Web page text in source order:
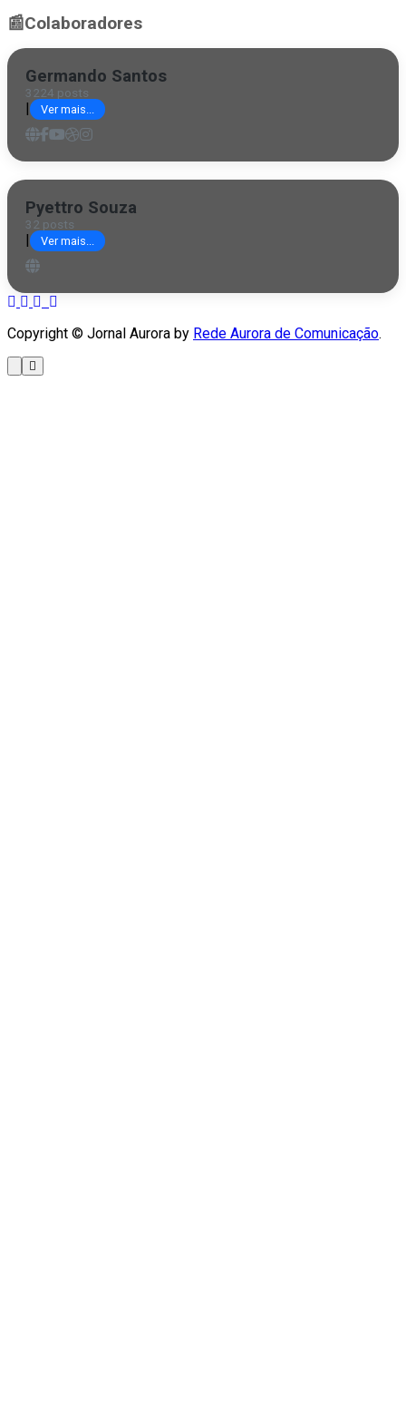
📰Colaboradores
Germando Santos
3224 posts
| Ver mais...
Pyettro Souza
32 posts
| Ver mais...
Copyright © Jornal Aurora by Rede Aurora de Comunicação.